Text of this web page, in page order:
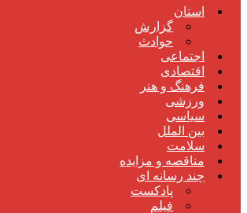
استان
گزارش
حوادث
اجتماعی
اقتصادی
فرهنگ و هنر
ورزشی
سیاسی
بین الملل
سلامت
مناقصه و مزایده
چند رسانه ای
پادکست
فیلم